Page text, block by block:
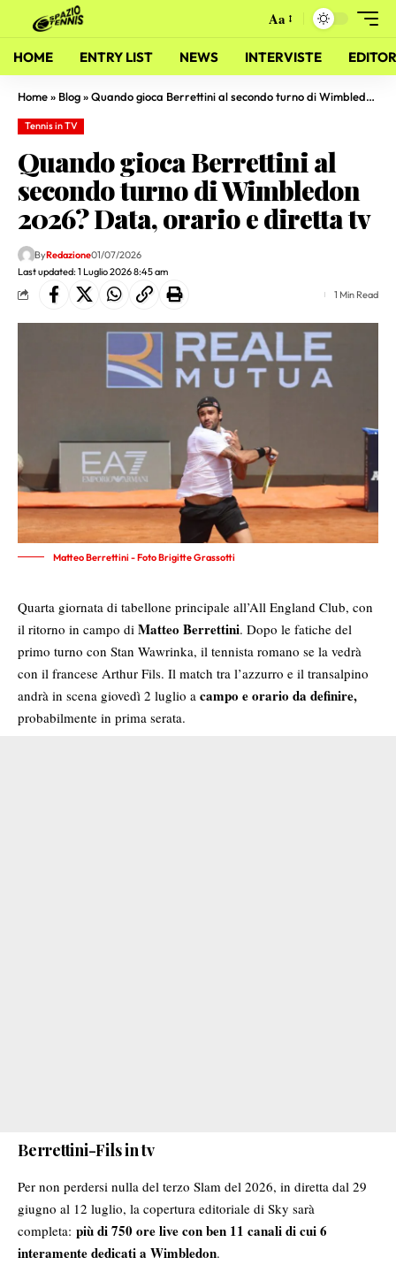
Aa
HOME ENTRY LIST NEWS INTERVISTE
Home» Blog»Quando gioca Berrettini al secondo turno di Wimbledon 2026? Data, orario e diretta tv
Tennis in TV
Quando gioca Berrettini al
secondo turno di Wimbledon
2026? Data, orario e diretta tv
Last updated: 1 Luglio 2026 8:45 am
ByRedazione01/07/2026
1 Min Read
Matteo Berrettini - Foto Brigitte Grassotti
Quarta giornata di tabellone principale all’All England Club, con
il ritorno in campo di Matteo Berrettini. Dopo le fatiche del
primo turno con Stan Wawrinka, il tennista romano se la vedrà
con il francese Arthur Fils. Il match tra l’azzurro e il transalpino
andrà in scena giovedì 2 luglio a campo e orario da definire,
probabilmente in prima serata.
Berrettini-Fils in tv
Per non perdersi nulla del terzo Slam del 2026, in diretta dal 29
giugno al 12 luglio, la copertura editoriale di Sky sarà
completa: più di 750 ore live con ben 11 canali di cui 6
interamente dedicati a Wimbledon.